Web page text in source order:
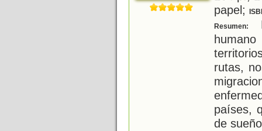
papel;
Resumen:
rutas,
países,
de